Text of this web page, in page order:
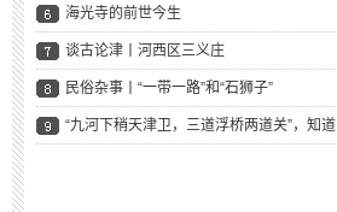
怕，文末有段子
海光寺的前世今生
谈古论津丨河西区三义庄
民俗杂事丨“一带一路”和“石狮子”
“九河下稍天津卫，三道浮桥两道关”，知道